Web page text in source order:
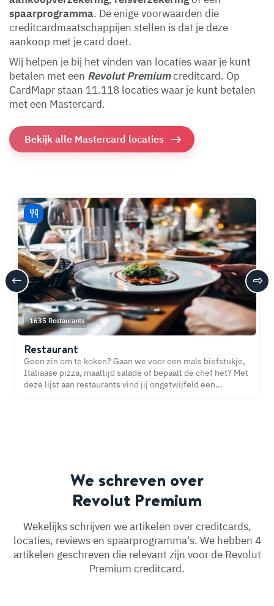
spaarprogramma. De enige voorwaarden die
creditcardmaatschappijen stellen is dat je deze
aankoop met je card doet.
Wij helpen je bij het vinden van locaties waar je kunt
betalen met een Revolut Premiumcreditcard. Op
CardMapr staan 11.118 locaties waar je kunt betalen
met een Mastercard.
Bekijk alle Mastercard locaties
1635 Restaurants
Restaurant
Geen zin om te koken? Gaan we voor een mals biefstukje,
Italiaase pizza, maaltijd salade of bepaalt de chef het? Met
deze lijst aan restaurants vind jij ongetwijfeld een
We schreven over
Revolut Premium
Wekelijks schrijven we artikelen over creditcards,
locaties, reviews en spaarprogramma's. We hebben 4
artikelen geschreven die relevant zijn voor de Revolut
Premium creditcard.